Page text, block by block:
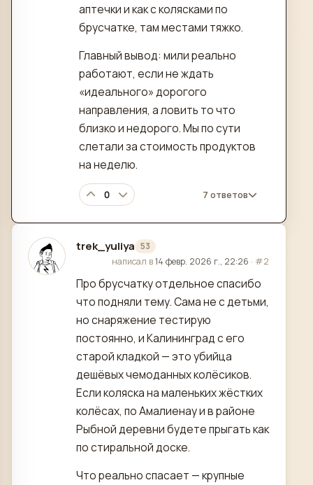
аптечки и как с колясками по
брусчатке, там местами тяжко.
Главный вывод: мили реально
работают, если не ждать
«идеального» дорогого
направления, а ловить то что
близко и недорого. Мы по сути
слетали за стоимость продуктов
на неделю.
0 7 ответов
trek_yuliya 53
отредактировано
написал в14 февр. 2026 г., 22:26 · #2
Про брусчатку отдельное спасибо
что подняли тему. Сама не с детьми,
но снаряжение тестирую
постоянно, и Калининград с его
старой кладкой — это убийца
дешёвых чемоданных колёсиков.
Если коляска на маленьких жёстких
колёсах, по Амалиенау и в районе
Рыбной деревни будете прыгать как
по стиральной доске.
Что реально спасает — крупные